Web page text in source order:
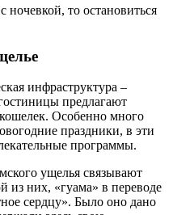
ночевкой, то остановиться
инфраструктура –
предлагают
Особенно много
праздники, в эти
программы.
ущелья связывают
из них, «гуама» в переводе
сердцу». Было оно дано